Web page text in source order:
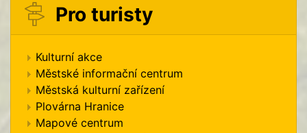
Pro turisty
Kulturní akce
Městské informační centrum
Městská kulturní zařízení
Plovárna Hranice
Mapové centrum